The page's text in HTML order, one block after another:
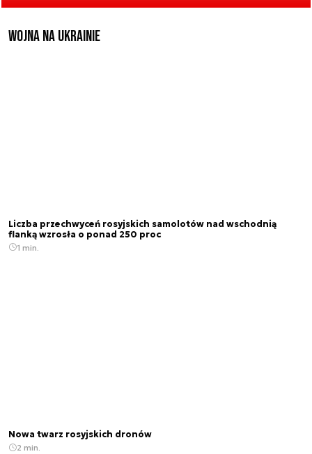
Wojna na Ukrainie
Liczba przechwyceń rosyjskich samolotów nad wschodnią
flanką wzrosła o ponad 250 proc
1 min.
Nowa twarz rosyjskich dronów
2 min.